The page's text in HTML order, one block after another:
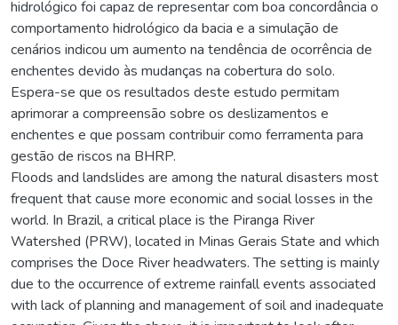
hidrológico foi capaz de representar com boa concordância o
comportamento hidrológico da bacia e a simulação de
cenários indicou um aumento na tendência de ocorrência de
enchentes devido às mudanças na cobertura do solo.
Espera-se que os resultados deste estudo permitam
aprimorar a compreensão sobre os deslizamentos e
enchentes e que possam contribuir como ferramenta para
gestão de riscos na BHRP.
Floods and landslides are among the natural disasters most
frequent that cause more economic and social losses in the
world. In Brazil, a critical place is the Piranga River
Watershed (PRW), located in Minas Gerais State and which
comprises the Doce River headwaters. The setting is mainly
due to the occurrence of extreme rainfall events associated
with lack of planning and management of soil and inadequate